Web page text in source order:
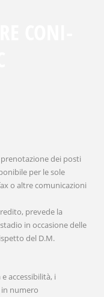
dei posti
per le sole
o altre comunicazioni
prevede la
in occasione delle
del D.M.
accessibilità, i
numero